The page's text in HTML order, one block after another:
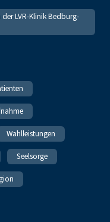
LVR-Klinik Bedburg-
Wahlleistungen
Seelsorge